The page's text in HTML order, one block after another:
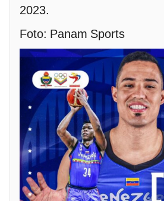
2023.
Foto: Panam Sports